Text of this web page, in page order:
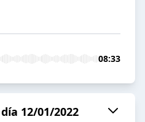
08:33
12/01/2022